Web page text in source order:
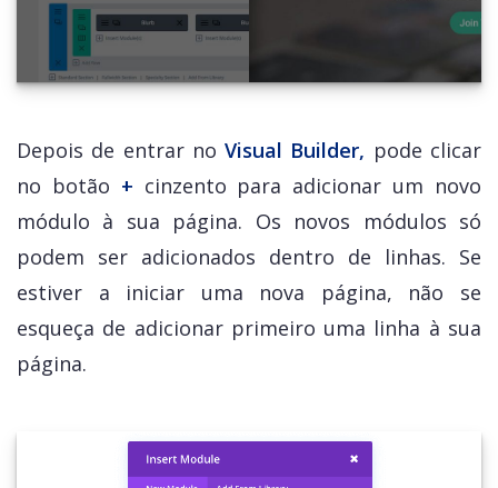
Depois de entrar noVisual Builder, pode clicar
no botão + cinzento para adicionar um novo
módulo à sua página. Os novos módulos só
podem ser adicionados dentro de linhas. Se
estiver a iniciar uma nova página, não se
esqueça de adicionar primeiro uma linha à sua
página.